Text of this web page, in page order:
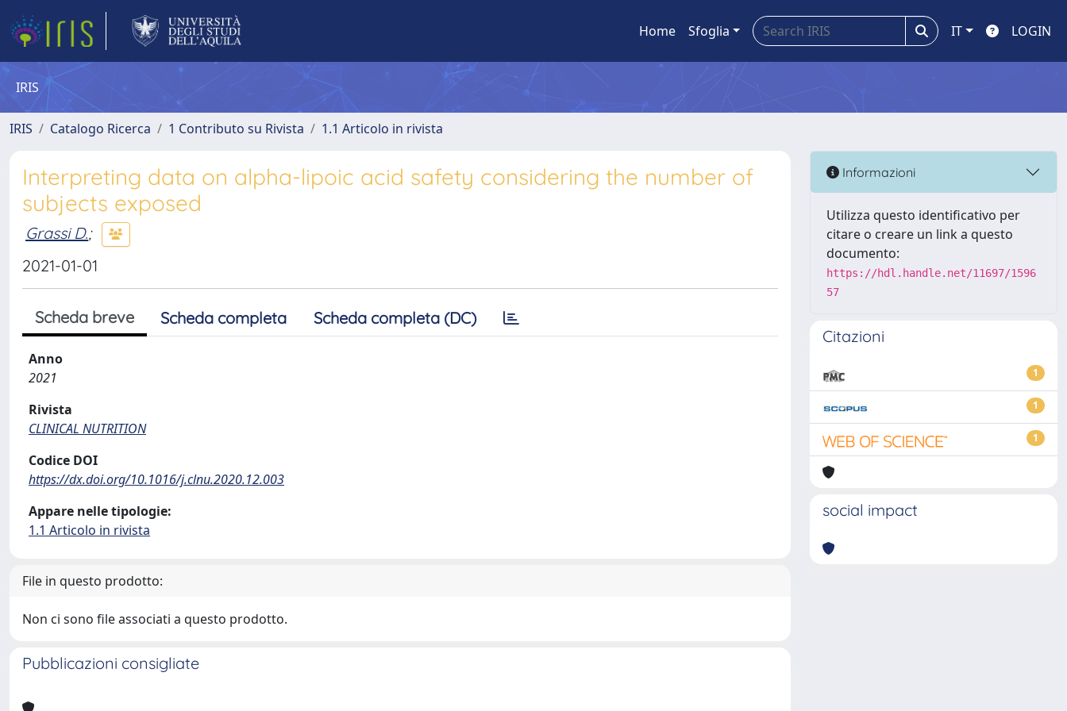
Home Sfoglia IT LOGIN
IRIS
IRIS Catalogo Ricerca 1 Contributo su Rivista 1.1 Articolo in rivista
Interpreting data on alpha-lipoic acid safety considering the number of
subjects exposed
Grassi D.;
2021-01-01
Scheda breve Scheda completa Scheda completa (DC)
Anno
2021
Rivista
CLINICAL NUTRITION
Codice DOI
https://dx.doi.org/10.1016/j.clnu.2020.12.003
Appare nelle tipologie:
1.1 Articolo in rivista
File in questo prodotto:
Non ci sono file associati a questo prodotto.
Pubblicazioni consigliate
Informazioni
Utilizza questo identificativo per
citare o creare un link a questo
documento:
https://hdl.handle.net/11697/1596
57
Citazioni
1
1
1
social impact